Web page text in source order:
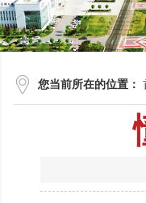
您当前所在的位置：